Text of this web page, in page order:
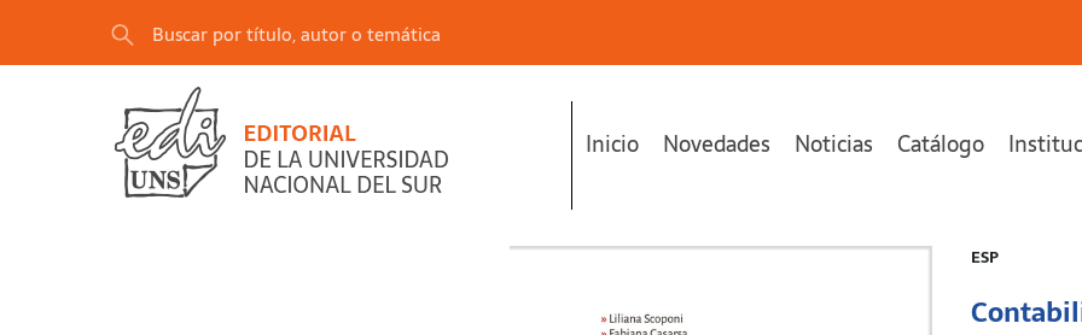
Inicio Novedades Noticias Catálogo
se ha añadido a tu carrito. ESP